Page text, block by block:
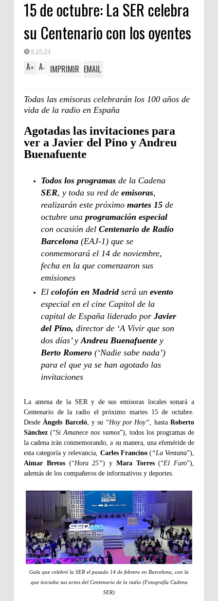
FORTA
15 de octubre: La SER celebra
su Centenario con los oyentes
9.10.24
A+ A- IMPRIMIR EMAIL
Todas las emisoras celebrarán los 100 años de
vida de la radio en España
Agotadas las invitaciones para
ver a Javier del Pino y Andreu
Buenafuente
Todos los programas de la Cadena
SER, y toda su red de emisoras,
realizarán este próximo martes 15 de
octubre una programación especial
con ocasión del Centenario de Radio
Barcelona (EAJ-1) que se
conmemorará el 14 de noviembre,
fecha en la que comenzaron sus
emisiones
El colofón en Madrid será un evento
especial en el cine Capitol de la
capital de España liderado por Javier
del Pino, director de ‘A Vivir que son
dos días’ y Andreu Buenafuente y
Berto Romero (‘Nadie sabe nada’)
para el que ya se han agotado las
invitaciones
La antena de la SER y de sus emisoras locales sonará a
Centenario de la radio el próximo martes 15 de octubre.
Desde Àngels Barceló, y su “Hoy por Hoy” , hastaRoberto
Sánchez(“Si Amanece nos vamos”), todos los programas de
la cadena irán conmemorando, a su manera, una efeméride de
esta categoría y relevancia, Carles Francino (“La Ventana”),
Aimar Bretos(“Hora 25”) y Mara Torres(“El Faro”),
además de los compañeros de informativos y deportes.
Gala que celebró la SER el pasado 14 de febrero en Barcelona, con la
que iniciaba sus actos del Centenario de la radio (Fotografía Cadena
SER)